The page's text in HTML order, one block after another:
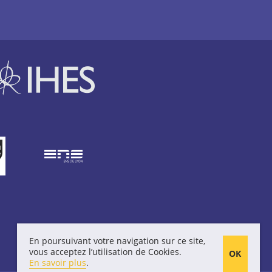
En poursuivant votre navigation sur ce site,
vous acceptez l’utilisation de Cookies.
En savoir plus.